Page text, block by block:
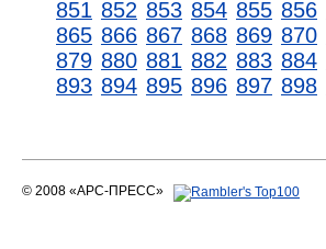
851 852 853 854 855 856
865 866 867 868 869 870
879 880 881 882 883 884
893 894 895 896 897 898
© 2008 «АРС-ПРЕСС»